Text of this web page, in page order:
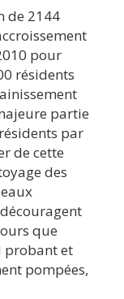
de 2144
pour
résidents
partie
par
de cette
des
que
probant et
pompées,